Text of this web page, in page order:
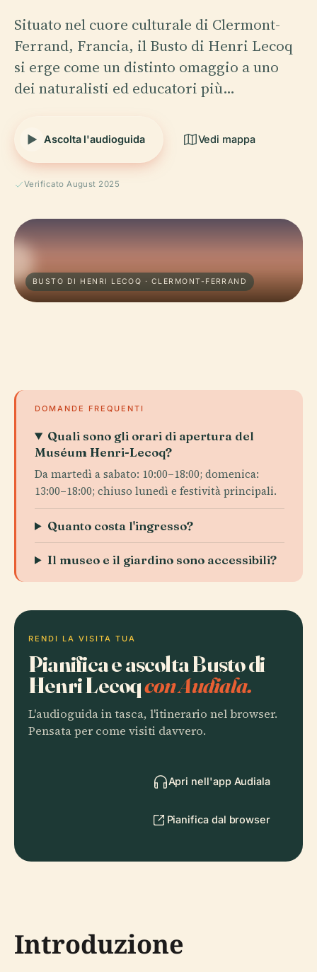
Situato nel cuore culturale di Clermont-
Ferrand, Francia, il Busto di Henri Lecoq
si erge come un distinto omaggio a uno
dei naturalisti ed educatori più…
Ascolta l'audioguida Vedi mappa
Verificato August 2025
BUSTO DI HENRI LECOQ · CLERMONT-FERRAND
DOMANDE FREQUENTI
Quali sono gli orari di apertura del
Muséum Henri-Lecoq?
Da martedì a sabato: 10:00–18:00; domenica:
13:00–18:00; chiuso lunedì e festività principali.
Quanto costa l'ingresso?
Il museo e il giardino sono accessibili?
RENDI LA VISITA TUA
Pianifica e ascolta Busto di
Henri Lecoqcon Audiala.
L'audioguida in tasca, l'itinerario nel browser.
Pensata per come visiti davvero.
Apri nell'app Audiala
Pianifica dal browser
Introduzione